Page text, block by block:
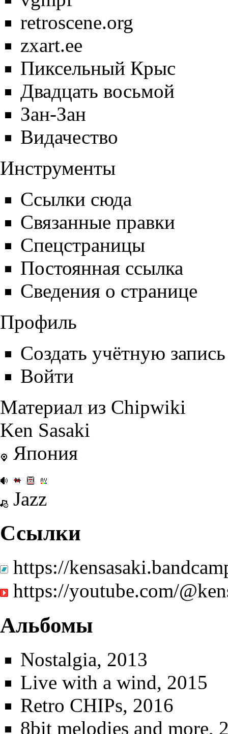
retroscene.org
zxart.ee
Пиксельный Крыс
Двадцать восьмой
Зан-Зан
Видачество
Инструменты
Ссылки сюда
Связанные правки
Спецстраницы
Постоянная ссылка
Сведения о странице
Профиль
Создать учётную запись
Войти
Материал из Chipwiki
Ken Sasaki
Япония
Jazz
Ссылки
https://
https://youtube.com/
Альбомы
Nostalgia, 2013
Live with a wind, 2015
Retro CHIPs, 2016
8bit melodies and more,